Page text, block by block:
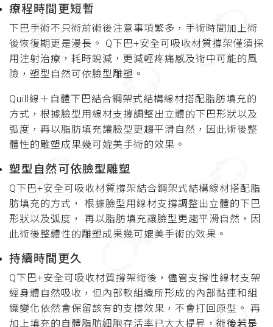
療程時間更短暫
下巴手術不只術前術後注意事項繁多，手術時間加上術
後恢復期更是漫長。 Q下巴+安全可吸收材質撐架僅須採
用注射治療，耗時銳減，更減輕疼痛感及術中可能的風
險， 塑型自然可依臉型雕塑。
Quill線＋自體下巴結合鋼架式結構線材搭配脂肪填充的
方式，根據臉型用線材支撐調整出立體的下巴形狀以及
弧度，再以脂肪填充讓臉型更趨平滑自然，因此術後整
體性的雕塑成果幾可媲美手術的效果。
塑型自然可依臉型雕塑
Q下巴+安全可吸收材質撐架結合鋼架式結構線材搭配脂
肪填充的方式， 根據臉型用線材支撐調整出立體的下巴
形狀以及弧度， 再以脂肪填充讓臉型更趨平滑自然，因
此術後整體性的雕塑成果幾可媲美手術的效果。
持續時間更久
Q下巴+安全可吸收材質撐架術後，儘管支撐性線材支架
經身體自然吸收，但內部軟組織所形成的內部黏連和組
織變化依然會保留該有的支撐效果，不會打回原型。 再
加上填充的自體脂肪細胞存活率已大大提昇， 術後若是